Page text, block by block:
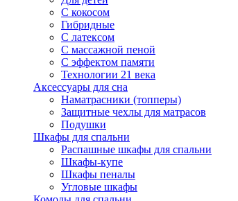
C кокосом
Гибридные
С латексом
С массажной пеной
С эффектом памяти
Технологии 21 века
Аксессуары для сна
Наматрасники (топперы)
Защитные чехлы для матрасов
Подушки
Шкафы для спальни
Распашные шкафы для спальни
Шкафы-купе
Шкафы пеналы
Угловые шкафы